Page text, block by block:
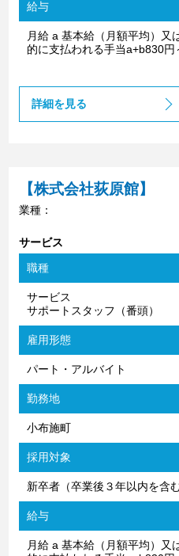
給与
月給 a 基本給（月額平均）又
的に支払われる手当a+b830円
詳細を見る
【株式会社荻原館】
業種：
サービス
職種
サービス
サポートスタッフ（番頭）
雇用形態
パート・アルバイト
勤務地
小布施町
採用対象
新卒者（卒業後３年以内を含む
給与
月給 a 基本給（月額平均）又